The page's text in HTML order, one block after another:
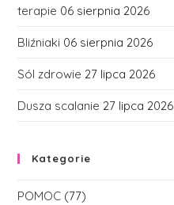
terapie 06 sierpnia 2026
Bliźniaki 06 sierpnia 2026
Sól zdrowie 27 lipca 2026
Dusza scalanie 27 lipca 2026
Kategorie
POMOC (77)